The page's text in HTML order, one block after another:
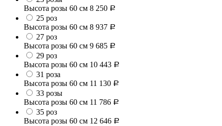
Высота розы 60 см 8 250 Р
25 роз
Высота розы 60 см 8 937 Р
27 роз
Высота розы 60 см 9 685 Р
29 роз
Высота розы 60 см 10 443 Р
31 роза
Высота розы 60 см 11 130 Р
33 розы
Высота розы 60 см 11 786 Р
35 роз
Высота розы 60 см 12 646 Р